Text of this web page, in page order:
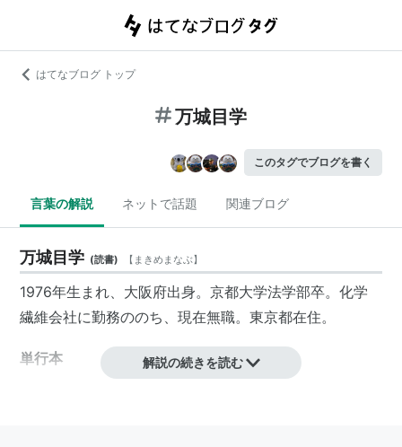
はてなブログ トップ
万城目学
このタグでブログを書く
言葉の解説 ネットで話題 関連ブログ
万城目学 (読書) 【 まきめまなぶ】
1976年生まれ、大阪府出身。京都大学法学部卒。化学
繊維会社に勤務ののち、現在無職。東京都在住。
単行本 解説の続きを読む